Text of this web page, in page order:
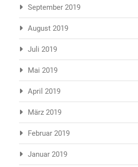
September 2019
August 2019
Juli 2019
Mai 2019
April 2019
März 2019
Februar 2019
Januar 2019